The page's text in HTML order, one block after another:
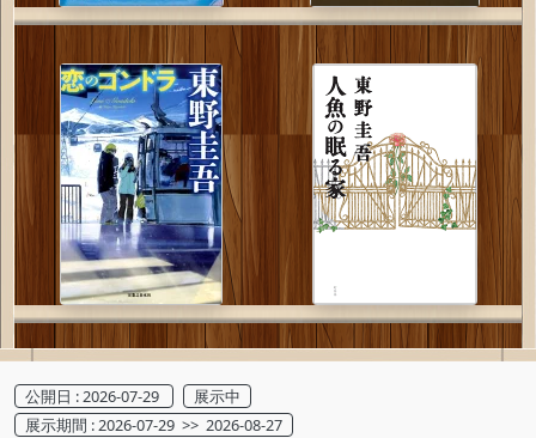
公開日 : 2026-07-29
展示中
展示期間 : 2026-07-29 >> 2026-08-27